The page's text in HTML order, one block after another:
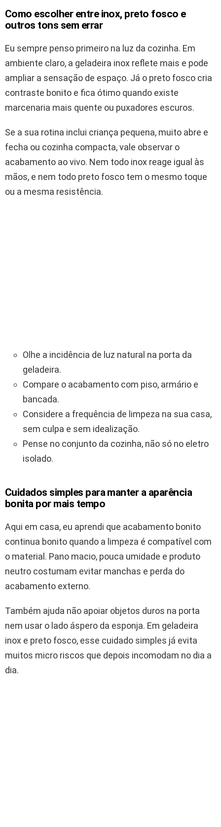
Como escolher entre inox, preto fosco e
outros tons sem errar
Eu sempre penso primeiro na luz da cozinha. Em
ambiente claro, a geladeira inox reflete mais e pode
ampliar a sensação de espaço. Já o preto fosco cria
contraste bonito e fica ótimo quando existe
marcenaria mais quente ou puxadores escuros.
Se a sua rotina inclui criança pequena, muito abre e
fecha ou cozinha compacta, vale observar o
acabamento ao vivo. Nem todo inox reage igual às
mãos, e nem todo preto fosco tem o mesmo toque
ou a mesma resistência.
Olhe a incidência de luz natural na porta da
geladeira.
Compare o acabamento com piso, armário e
bancada.
Considere a frequência de limpeza na sua casa,
sem culpa e sem idealização.
Pense no conjunto da cozinha, não só no eletro
isolado.
Cuidados simples para manter a aparência
bonita por mais tempo
Aqui em casa, eu aprendi que acabamento bonito
continua bonito quando a limpeza é compatível com
o material. Pano macio, pouca umidade e produto
neutro costumam evitar manchas e perda do
acabamento externo.
Também ajuda não apoiar objetos duros na porta
nem usar o lado áspero da esponja. Em geladeira
inox e preto fosco, esse cuidado simples já evita
muitos micro riscos que depois incomodam no dia a
dia.